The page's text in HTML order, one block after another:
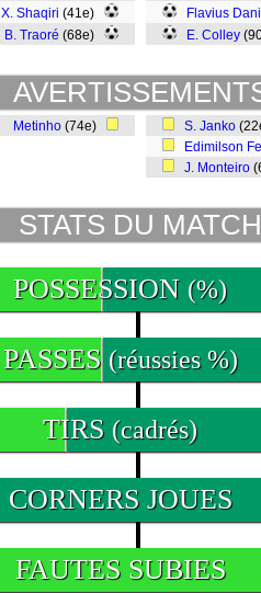
X. Shaqiri (41e)
B. Traoré (68e)
Flavius
E. Colley
Metinho (74e) S. Janko
Edimilson
J. Monteiro
STATS DU MATCH
POSSESSION (%)
PASSES (réussies %)
TIRS (cadrés)
CORNERS JOUES
FAUTES SUBIES